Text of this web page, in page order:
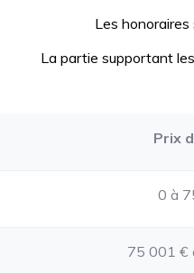
Les honoraires
La partie supportant
Prix
0 à
75 001 €